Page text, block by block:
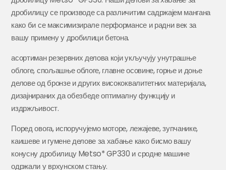
дробилицу се производе са различитим садржајем мангана
како би се максимизирале перформансе и радни век за
вашу примену у дробилици бетона.
асортиман резервних делова који укључују унутрашње
облоге, спољашње облоге, главне осовине, горње и доње
делове од бронзе и других висококвалитетних материјала,
дизајнираних да обезбеде оптималну функцију и
издржљивост.
Поред овога, испоручујемо моторе, лежајеве, зупчанике,
каишеве и гумене делове за хабање како бисмо вашу
конусну дробилицу Metso* GP330 и сродне машине
одржали у врхунском стању.